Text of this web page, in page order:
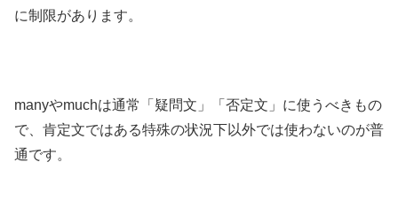
に制限があります。
manyやmuchは通常「疑問文」「否定文」に使うべきもの
で、肯定文ではある特殊の状況下以外では使わないのが普
通です。